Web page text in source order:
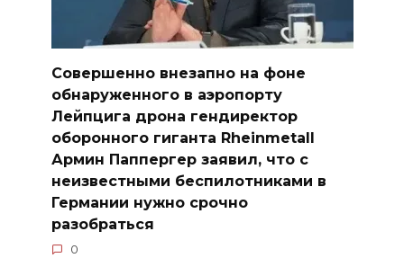
Совершенно внезапно на фоне
обнаруженного в аэропорту
Лейпцига дрона гендиректор
оборонного гиганта Rheinmetall
Армин Паппергер заявил, что с
неизвестными беспилотниками в
Германии нужно срочно
разобраться
0